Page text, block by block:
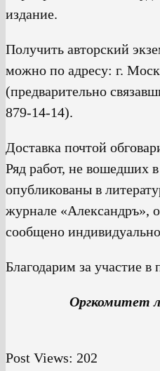
издание.
Получить авторский
можно по адресу: г.
(предварительно
879-14-14).
Доставка почтой
Ряд работ, не вошедших
опубликованы в
журнале «Александръ»,
сообщено
Благодарим за участие в
Оргкомитет
Post Views: 202